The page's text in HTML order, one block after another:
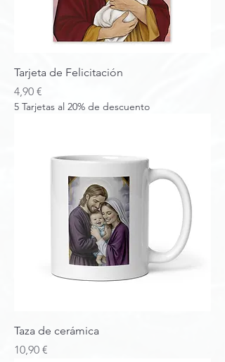
Tarjeta de Felicitación
Precio
4,90 €
5 Tarjetas al 20% de descuento
Taza de cerámica
Precio
10,90 €